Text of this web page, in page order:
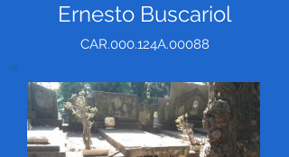
Ernesto Buscariol
CAR.000.124A.00088